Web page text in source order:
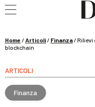
La riforma del
Home /Articoli/ Finanza/Rilievi
blockchain
ARTICOLI
Finanza